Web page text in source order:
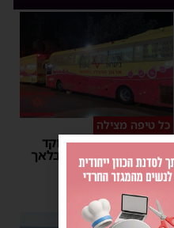
כל טיפה מצילה
אשדוד מצילה חיים: מוקד
התרמת דם ליד השטיבלאך
משה קאהן |
11:05